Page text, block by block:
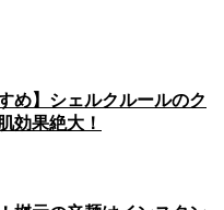
め】シェルクルールのク
効果絶大！